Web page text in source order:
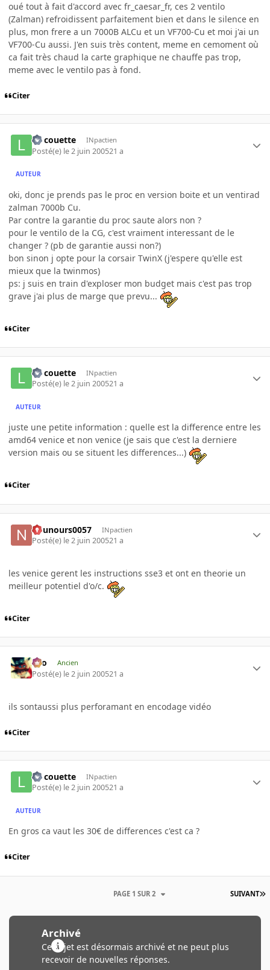
oué tout à fait d'accord avec fr_caesar_fr, ces 2 ventilo
(Zalman) refroidissent parfaitement bien et dans le silence en
plus, mon frere a un 7000B ALCu et un VF700-Cu et moi j'ai un
VF700-Cu aussi. J'en suis très content, meme en cemoment où
ca fait très chaud la carte graphique ne chauffe pas trop,
meme avec le ventilo pas à fond.
Citer
La couette INpactien
Posté(e) le 2 juin 200521 a
AUTEUR
oki, donc je prends pas le proc en version boite et un ventirad
zalman 7000b Cu.
Par contre la garantie du proc saute alors non ?
pour le ventilo de la CG, c'est vraiment interessant de le
changer ? (pb de garantie aussi non?)
bon sinon j opte pour la corsair TwinX (j'espere qu'elle est
mieux que la twinmos)
ps: j suis en train d'exploser mon budget mais c'est pas trop
grave j'ai plus de marge que prevu...
Citer
La couette INpactien
Posté(e) le 2 juin 200521 a
AUTEUR
juste une petite information : quelle est la difference entre les
amd64 venice et non venice (je sais que c'est la derniere
version mais ou se situent les differences...)
Citer
nounours0057 INpactien
Posté(e) le 2 juin 200521 a
les venice gerent les instructions sse3 et ont en theorie un
meilleur potentiel d'o/c.
Citer
eYo Ancien
Posté(e) le 2 juin 200521 a
ils sontaussi plus perforamant en encodage vidéo
Citer
La couette INpactien
Posté(e) le 2 juin 200521 a
AUTEUR
En gros ca vaut les 30€ de differences c'est ca ?
Citer
SUIVANT
PAGE 1 SUR 2
Archivé
Ce sujet est désormais archivé et ne peut plus
recevoir de nouvelles réponses.